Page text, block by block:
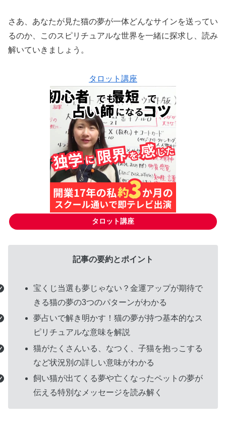
さあ、あなたが見た猫の夢が一体どんなサインを送ってい
るのか、このスピリチュアルな世界を一緒に探求し、読み
解いていきましょう。
タロット講座
タロット講座
記事の要約とポイント
宝くじ当選も夢じゃない？金運アップが期待で
きる猫の夢の3つのパターンがわかる
夢占いで解き明かす！猫の夢が持つ基本的なス
ピリチュアルな意味を解説
猫がたくさんいる、なつく、子猫を抱っこする
など状況別の詳しい意味がわかる
飼い猫が出てくる夢や亡くなったペットの夢が
伝える特別なメッセージを読み解く